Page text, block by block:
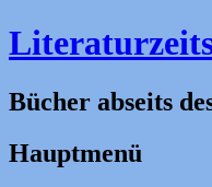
Bücher abseits
Hauptmenü